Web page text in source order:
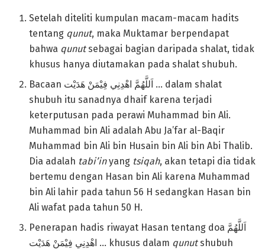
Setelah diteliti kumpulan macam-macam hadits
tentang qunut, maka Muktamar berpendapat
bahwa qunutsebagai bagian daripada shalat, tidak
khusus hanya diutamakan pada shalat shubuh.
Bacaan اَللَّهُمَّ اهْدِنِي فِيْمَنْ هَدَيْت … dalam shalat
shubuh itu sanadnya dhaif karena terjadi
keterputusan pada perawi Muhammad bin Ali.
Muhammad bin Ali adalah Abu Ja’far al-Baqir
Muhammad bin Ali bin Husain bin Ali bin Abi Thalib.
Dia adalah tabi’inyang tsiqah, akan tetapi dia tidak
bertemu dengan Hasan bin Ali karena Muhammad
bin Ali lahir pada tahun 56 H sedangkan Hasan bin
Ali wafat pada tahun 50 H.
Penerapan hadis riwayat Hasan tentang doa اَللَّهُمَّ
اهْدِنِي فِيْمَنْ هَدَيْت … khusus dalam qunutshubuh